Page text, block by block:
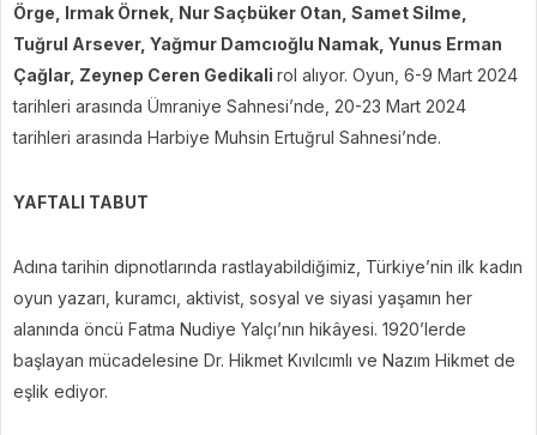
Örge, Irmak Örnek, Nur Saçbüker Otan, Samet Silme,
Tuğrul Arsever, Yağmur Damcıoğlu Namak, Yunus Erman
Çağlar, Zeynep Ceren Gedikali rol alıyor. Oyun, 6-9 Mart 2024
tarihleri arasında Ümraniye Sahnesi’nde, 20-23 Mart 2024
tarihleri arasında Harbiye Muhsin Ertuğrul Sahnesi’nde.
YAFTALI TABUT
Adına tarihin dipnotlarında rastlayabildiğimiz, Türkiye’nin ilk kadın
oyun yazarı, kuramcı, aktivist, sosyal ve siyasi yaşamın her
alanında öncü Fatma Nudiye Yalçı’nın hikâyesi. 1920’lerde
başlayan mücadelesine Dr. Hikmet Kıvılcımlı ve Nazım Hikmet de
eşlik ediyor.